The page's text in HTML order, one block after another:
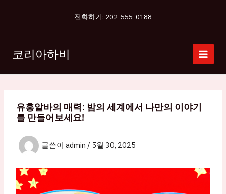
츠
너
전화하기: 202-555-0188
코리아하비
유흥알바의 매력: 밤의 세계에서 나만의 이야기
를 만들어보세요!
글쓴이 admin / 5월 30, 2025